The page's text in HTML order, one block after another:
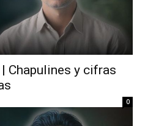
Chapulines y cifras
0